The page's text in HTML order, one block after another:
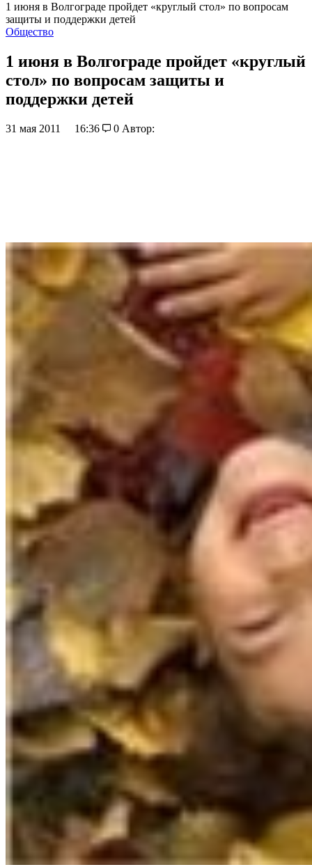
1 июня в Волгограде пройдет «круглый стол» по вопросам
защиты и поддержки детей
Общество
1 июня в Волгограде пройдет «круглый
стол» по вопросам защиты и
поддержки детей
31 мая 2011 16:36 0 Автор: